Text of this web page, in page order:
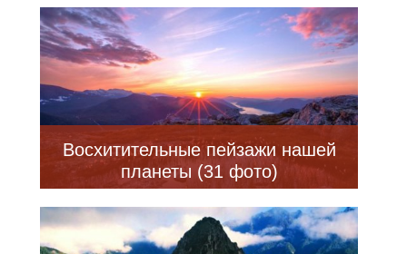
Восхитительные пейзажи нашей
планеты (31 фото)